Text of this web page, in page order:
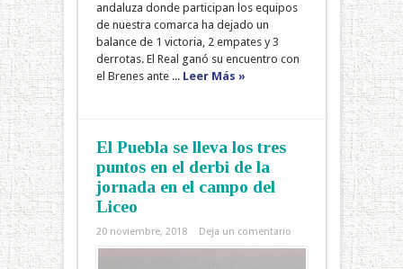
andaluza donde participan los equipos
de nuestra comarca ha dejado un
balance de 1 victoria, 2 empates y 3
derrotas. El Real ganó su encuentro con
el Brenes ante ... Leer Más »
El Puebla se lleva los tres
puntos en el derbi de la
jornada en el campo del
Liceo
20 noviembre, 2018 Deja un comentario